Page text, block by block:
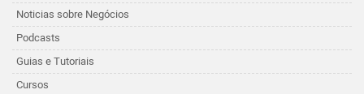
Noticias sobre Negócios
Podcasts
Guias e Tutoriais
Cursos